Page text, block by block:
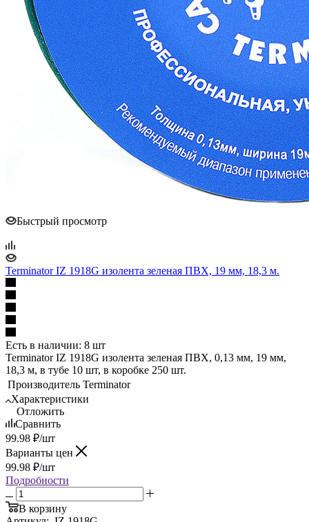
Быстрый просмотр
Terminator IZ 1918G изолента зеленая ПВХ, 19 мм, 18,3 м.
Есть в наличии: 8 шт
Terminator IZ 1918G изолента зеленая ПВХ, 0,13 мм, 19 мм,
18,3 м, в тубе 10 шт, в коробке 250 шт.
Производитель Terminator
Характеристики
Отложить
Сравнить
99.98 ₽/шт
Варианты цен
99.98 ₽/шт
Подробности
В корзину